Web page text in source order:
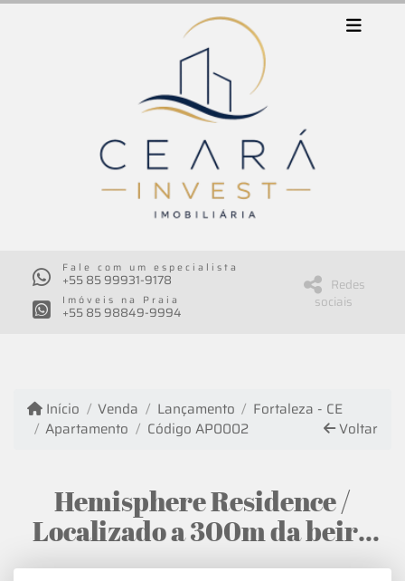
Fale com um especialista
+55 85 99931-9178
Imóveis na Praia
+55 85 98849-9994
Redes
sociais
Início Venda Lançamento
Fortaleza - CE
Apartamento
Código AP0002 Voltar
Hemisphere Residence /
Localizado a 300m da beira
mar!